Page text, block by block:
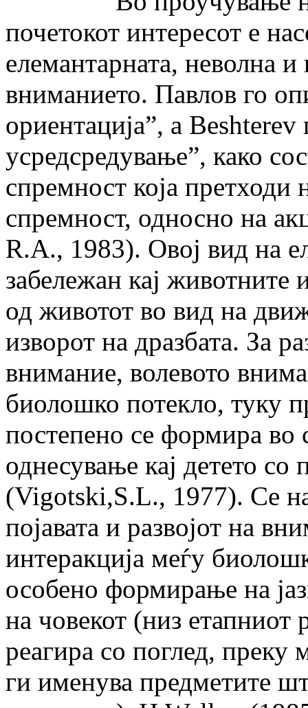
почетокот интересот е
елемантарната, неволна
вниманието. Павлов го
ориентација”, а
усредсредување”, како
спремност која претходи
спремност, односно на
R.A., 1983). Овој вид на
забележан кај животните
од животот во вид на
изворот на дразбата. За
внимание, волевото
биолошко потекло, туку
постепено се формира во
однесување кај детето
(Vigotski,S.L., 1977). Се
појавата и развојот на
интеракција меѓу
особено формирање на
на човекот (низ етапниот
реагира со поглед, преку
ги именува предметите